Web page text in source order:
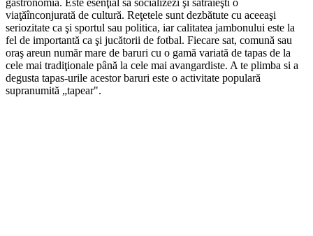
gastronomia. Este esenţial să socializezi şi sătrăieşti o
viaţăînconjurată de cultură. Reţetele sunt dezbătute cu aceeaşi
seriozitate ca şi sportul sau politica, iar calitatea jambonului este la
fel de importantă ca şi jucătorii de fotbal. Fiecare sat, comună sau
oraş areun număr mare de baruri cu o gamă variată de tapas de la
cele mai tradiţionale până la cele mai avangardiste. A te plimba si a
degusta tapas-urile acestor baruri este o activitate populară
supranumită „tapear".